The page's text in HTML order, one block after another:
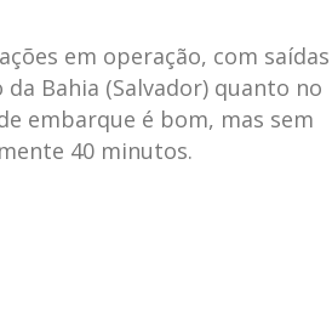
em operação, com saídas
Bahia (Salvador) quanto no
embarque é bom, mas sem
40 minutos.